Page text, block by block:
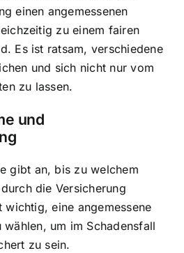
einen angemessenen
zu einem fairen
Es ist ratsam, verschiedene
und sich nicht nur vom
zu lassen.
und
gibt an, bis zu welchem
die Versicherung
eine angemessene
wählen, um im Schadensfall
zu sein.